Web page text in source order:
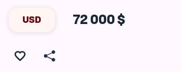
USD 72 000 $